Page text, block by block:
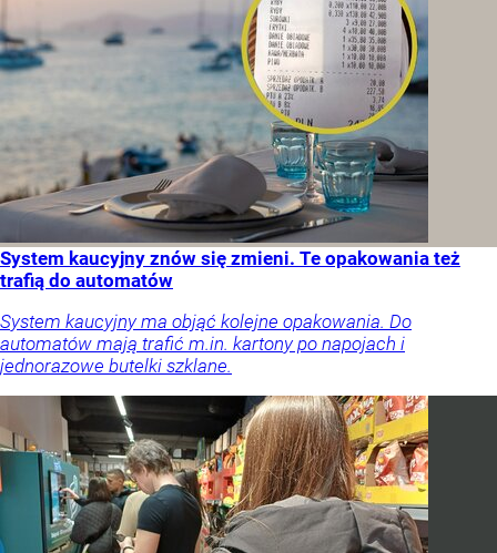
System kaucyjny znów się zmieni. Te opakowania też
trafią do automatów
System kaucyjny ma objąć kolejne opakowania. Do
automatów mają trafić m.in. kartony po napojach i
jednorazowe butelki szklane.